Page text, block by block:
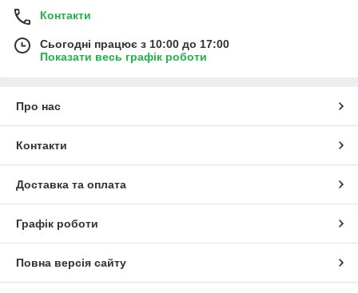
Контакти
Сьогодні працює з 10:00 до 17:00
Показати весь графік роботи
Про нас
Контакти
Доставка та оплата
Графік роботи
Повна версія сайту